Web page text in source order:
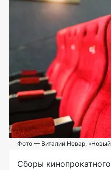
Фото — Виталий Невар, «Новый
Сборы